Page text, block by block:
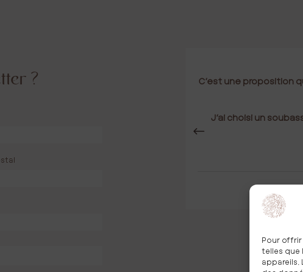
Pour offrir
telles que
?
qui lui ressemble c’est primordial
C’est une proposition
J’ai choisi un